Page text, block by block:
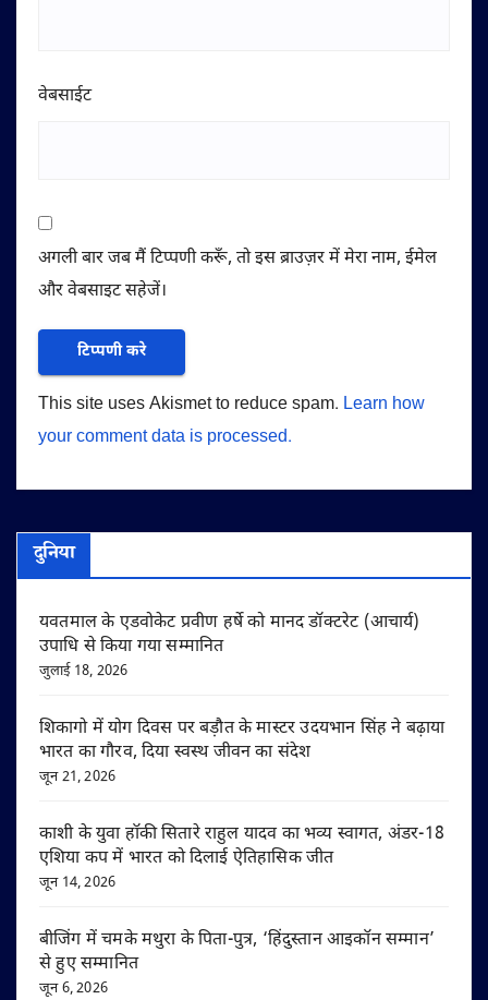
वेबसाईट
अगली बार जब मैं टिप्पणी करूँ, तो इस ब्राउज़र में मेरा नाम, ईमेल
और वेबसाइट सहेजें।
This site uses Akismet to reduce spam. Learn how
your comment data is processed.
दुनिया
यवतमाल के एडवोकेट प्रवीण हर्षे को मानद डॉक्टरेट (आचार्य)
उपाधि से किया गया सम्मानित
जुलाई 18, 2026
शिकागो में योग दिवस पर बड़ौत के मास्टर उदयभान सिंह ने बढ़ाया
भारत का गौरव, दिया स्वस्थ जीवन का संदेश
जून 21, 2026
काशी के युवा हॉकी सितारे राहुल यादव का भव्य स्वागत, अंडर-18
एशिया कप में भारत को दिलाई ऐतिहासिक जीत
जून 14, 2026
बीजिंग में चमके मथुरा के पिता-पुत्र, ‘हिंदुस्तान आइकॉन सम्मान’
से हुए सम्मानित
जून 6, 2026